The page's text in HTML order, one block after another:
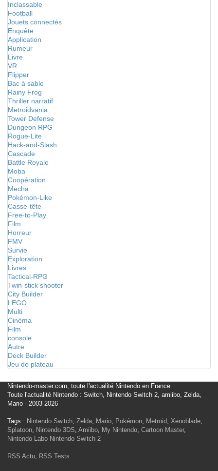
Inclassable
Football
Jouets connectés
Enquête
Application
Rumeur
Livre
VR
Flipper
Bac à sable
Rainy Frog
Thriller narratif
Metroidvania
Tower Defense
Dungeon RPG
Rogue-Lite
Hack-and-Slash
Cascade
Battle Royale
Moba
Coopération
Mecha
Pokémon-Like
Casse-tête
Free-to-Play
Film
Horreur
FMV
Survie
Exploration
Livres
Tactical-RPG
Twin-stick shooter
City Builder
LEGO
Multi
Cinéma
Film
console
Autre
Deck Builder
Jeu de plateau
Nintendo-master.com, toute l'actualité Nintendo en France
Toute l'actualité Nintendo : Switch, Nintendo Switch 2, amiibo, Zelda,
Mario - 2003-2026
Tags : Nintendo Switch, Zelda, Mario, Pokémon, Metroid, Xenoblade,
Splatoon, Nintendo 3DS, Amiibo, My Nintendo, Cartoon Master,
Nintendo Labo Nintendo Switch 2
RSS Actu, RSS Tests